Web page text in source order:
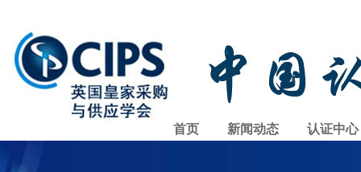
首页 新闻动态 认证中心